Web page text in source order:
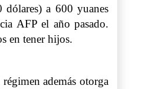
dólares) a 600 yuanes
AFP el año pasado.
en tener hijos.
además otorga